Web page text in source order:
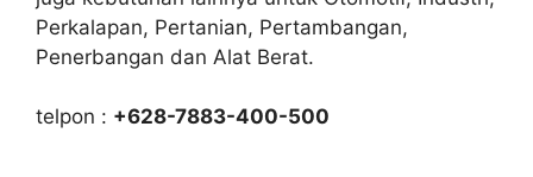
Perkalapan, Pertanian, Pertambangan,
Penerbangan dan Alat Berat.
telpon : +628-7883-400-500